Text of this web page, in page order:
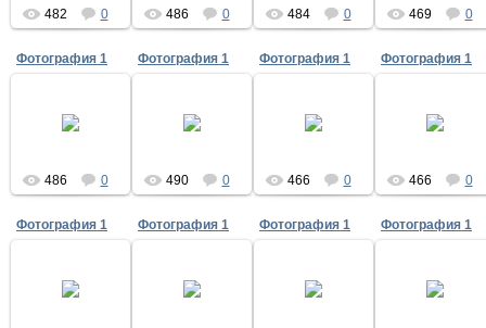
482 0 486 0 484 0 469 0
Фотография 1
15.05.2020
486 0
Фотография 1
15.05.2020
490 0
Фотография 1
15.05.2020
466 0
Фотография 1
15.05.2020
466 0
Фотография 1
15.05.2020
Фотография 1
15.05.2020
Фотография 1
15.05.2020
Фотография 1
15.05.2020